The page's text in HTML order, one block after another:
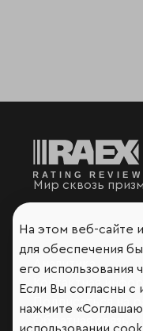
Мир сквозь
Контактная
Подписаться на
На этом веб-сайте
для обеспечения
его использования
Если Вы согласны с
нажмите